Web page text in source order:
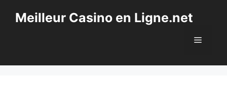
Meilleur Casino en Ligne.net
Menu